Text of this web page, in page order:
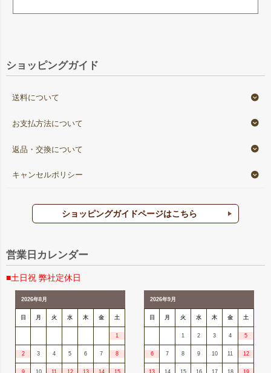
ショッピングガイド
送料について
お支払方法について
返品・交換について
キャンセルポリシー
ショッピングガイドページはこちら
営業日カレンダー
■土日祝 弊社定休日
2026年8月
日 月 火 水 木 金 土
1
2 3 4 5 6 7 8
9 10 11 12 13 14 15
2026年9月
日 月 火 水 木 金 土
1 2 3 4 5
6 7 8 9 10 11 12
13 14 15 16 17 18 19